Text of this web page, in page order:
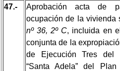
47.-
Aprobación acta de
ocupación de la vivienda
nº 36, 2º C, incluida en
conjunta de la
de Ejecución Tres del
“Santa Adela” del